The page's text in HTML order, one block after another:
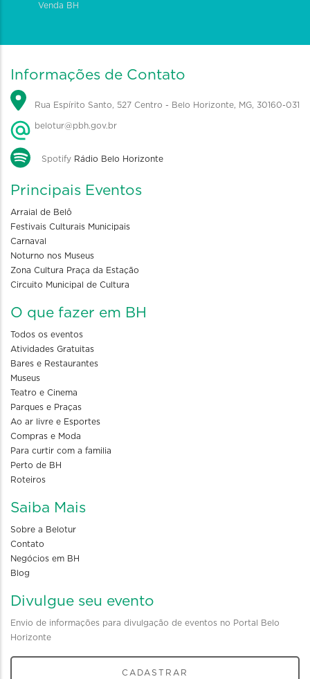
Venda BH
Informações de Contato
Rua Espírito Santo, 527 Centro - Belo Horizonte, MG, 30160-031
belotur@pbh.gov.br
Spotify Rádio Belo Horizonte
Principais Eventos
Arraial de Belô
Festivais Culturais Municipais
Carnaval
Noturno nos Museus
Zona Cultura Praça da Estação
Circuito Municipal de Cultura
O que fazer em BH
Todos os eventos
Atividades Gratuitas
Bares e Restaurantes
Museus
Teatro e Cinema
Parques e Praças
Ao ar livre e Esportes
Compras e Moda
Para curtir com a familia
Perto de BH
Roteiros
Saiba Mais
Sobre a Belotur
Contato
Negócios em BH
Blog
Divulgue seu evento
Envio de informações para divulgação de eventos no Portal Belo
Horizonte
CADASTRAR